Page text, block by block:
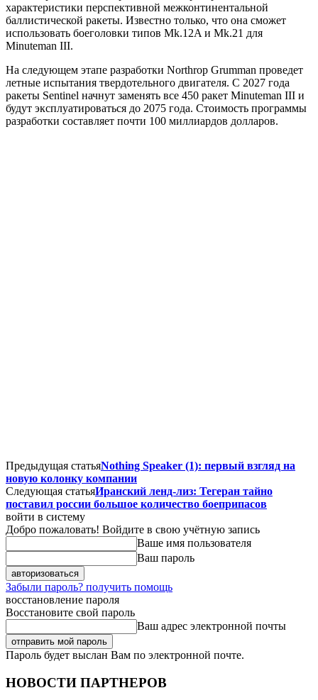
характеристики перспективной межконтинентальной
баллистической ракеты. Известно только, что она сможет
использовать боеголовки типов Mk.12A и Mk.21 для
Minuteman III.
На следующем этапе разработки Northrop Grumman проведет
летные испытания твердотельного двигателя. С 2027 года
ракеты Sentinel начнут заменять все 450 ракет Minuteman III и
будут эксплуатироваться до 2075 года. Стоимость программы
разработки составляет почти 100 миллиардов долларов.
Предыдущая статьяNothing Speaker (1): первый взгляд на
новую колонку компании
Следующая статьяИранский ленд-лиз: Тегеран тайно
поставил россии большое количество боеприпасов
войти в систему
Добро пожаловать! Войдите в свою учётную запись
Ваше имя пользователя
Ваш пароль
Забыли пароль? получить помощь
восстановление пароля
Восстановите свой пароль
Ваш адрес электронной почты
Пароль будет выслан Вам по электронной почте.
НОВОСТИ ПАРТНЕРОВ